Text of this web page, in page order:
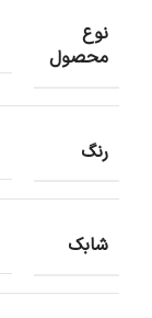
نوع
محصول
رنگ
شابک